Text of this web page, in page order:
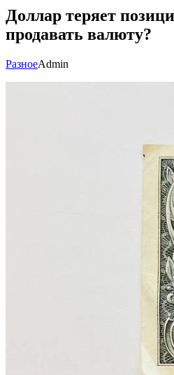
Доллар теряет
продавать валюту?
РазноеAdmin